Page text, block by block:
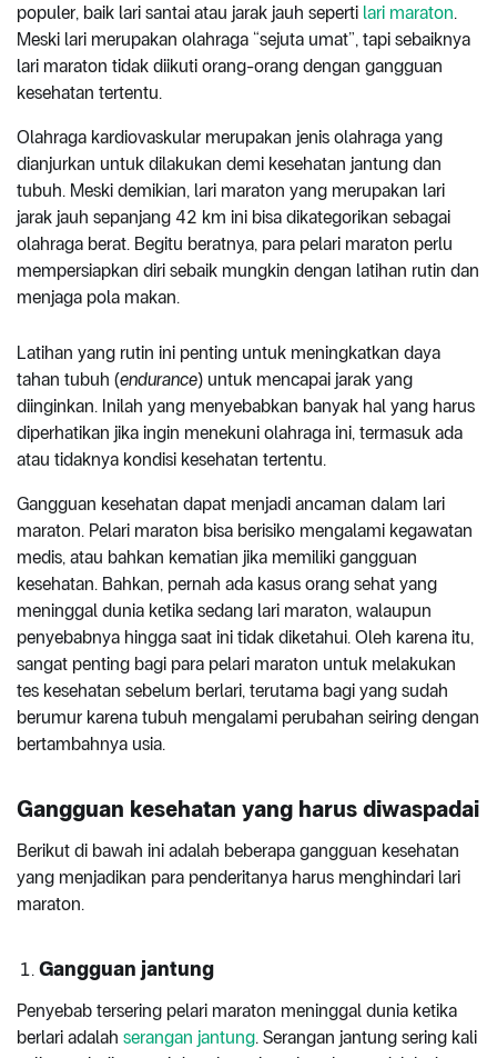
populer, baik lari santai atau jarak jauh seperti lari maraton.
Meski lari merupakan olahraga “sejuta umat”, tapi sebaiknya
lari maraton tidak diikuti orang-orang dengan gangguan
kesehatan tertentu.
Olahraga kardiovaskular merupakan jenis olahraga yang
dianjurkan untuk dilakukan demi kesehatan jantung dan
tubuh. Meski demikian, lari maraton yang merupakan lari
jarak jauh sepanjang 42 km ini bisa dikategorikan sebagai
olahraga berat. Begitu beratnya, para pelari maraton perlu
mempersiapkan diri sebaik mungkin dengan latihan rutin dan
menjaga pola makan.
Latihan yang rutin ini penting untuk meningkatkan daya
tahan tubuh (endurance) untuk mencapai jarak yang
diinginkan. Inilah yang menyebabkan banyak hal yang harus
diperhatikan jika ingin menekuni olahraga ini, termasuk ada
atau tidaknya kondisi kesehatan tertentu.
Gangguan kesehatan dapat menjadi ancaman dalam lari
maraton. Pelari maraton bisa berisiko mengalami kegawatan
medis, atau bahkan kematian jika memiliki gangguan
kesehatan. Bahkan, pernah ada kasus orang sehat yang
meninggal dunia ketika sedang lari maraton, walaupun
penyebabnya hingga saat ini tidak diketahui. Oleh karena itu,
sangat penting bagi para pelari maraton untuk melakukan
tes kesehatan sebelum berlari, terutama bagi yang sudah
berumur karena tubuh mengalami perubahan seiring dengan
bertambahnya usia.
Gangguan kesehatan yang harus diwaspadai
Berikut di bawah ini adalah beberapa gangguan kesehatan
yang menjadikan para penderitanya harus menghindari lari
maraton.
Gangguan jantung
Penyebab tersering pelari maraton meninggal dunia ketika
berlari adalah serangan jantung. Serangan jantung sering kali